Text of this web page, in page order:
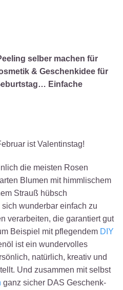
selber machen für
& Geschenkidee für
Einfache
ist Valentinstag!
die meisten Rosen
Blumen mit himmlischem
Strauß hübsch
wunderbar einfach zu
verarbeiten, die garantiert gut
Beispiel mit pflegendem DIY
ist ein wundervolles
natürlich, kreativ und
Und zusammen mit selbst
ganz sicher DAS Geschenk-